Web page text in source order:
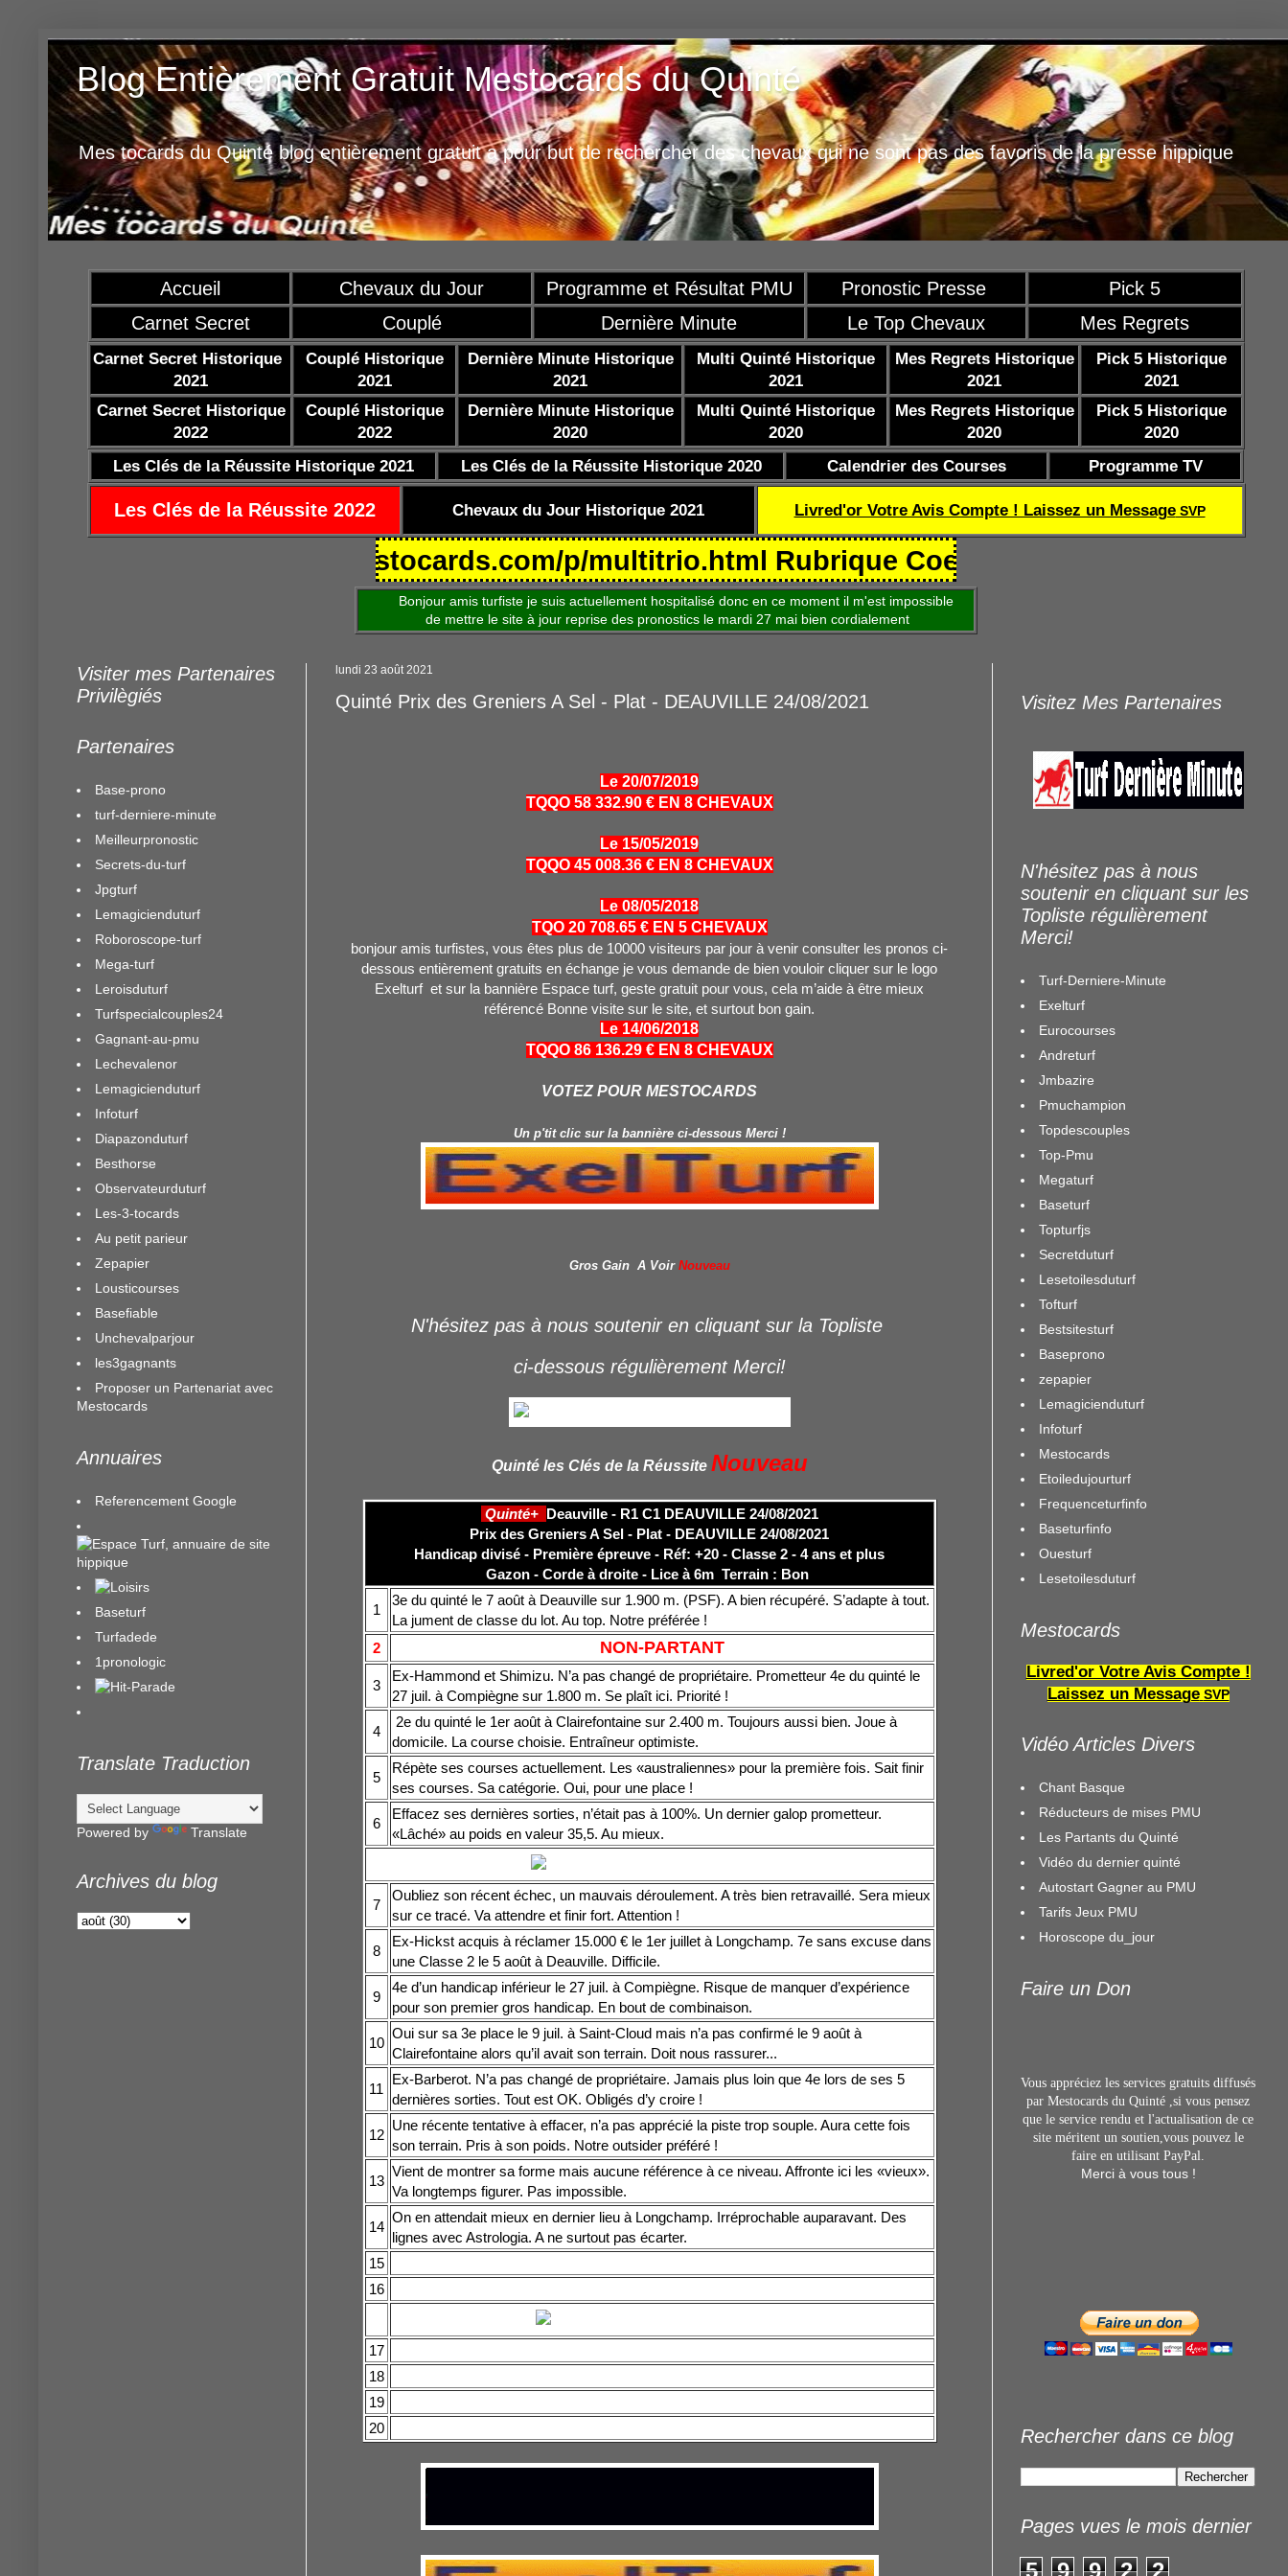
Blog Entièrement Gratuit Mestocards du Quinté
Mes tocards du Quinté blog entièrement gratuit a pour but de rechercher des chevaux qui ne sont pas des favoris de la presse hippique
Accueil Chevaux du Jour Programme et Résultat PMU Pronostic Presse
Pick 5
Carnet Secret
Couplé Dernière Minute Le Top Chevaux Mes Regrets
Carnet Secret Historique
2021
Couplé Historique
2021
Dernière Minute Historique
2021
Multi Quinté Historique
2021
Mes Regrets Historique
2021
Pick 5 Historique
2021
Carnet Secret Historique
2022
Couplé Historique
2022
Dernière Minute Historique
2020
Multi Quinté Historique
2020
Mes Regrets Historique
2020
Pick 5 Historique
2020
Les Clés de la Réussite Historique 2021
Les Clés de la Réussite Historique 2020 Calendrier des Courses Programme TV
Les Clés de la Réussite 2022 Chevaux du Jour Historique 2021 Livred'or Votre Avis Compte ! Laissez un MessageSVP
2021 https://www.mestocards.com/p/multitrio.html Rubrique Coef de réussite TQOQD 24
Bonjour amis turfiste je suis actuellement hospitalisé donc en ce moment il m'est impossible
de mettre le site à jour reprise des pronostics le mardi 27 mai bien cordialement
lundi 23 août 2021
Quinté Prix des Greniers A Sel - Plat - DEAUVILLE 24/08/2021
Le 20/07/2019
TQQO 58 332.90 € EN 8 CHEVAUX
Le 15/05/2019
TQQO 45 008.36 € EN 8 CHEVAUX
Le 08/05/2018
TQO 20 708.65 € EN 5 CHEVAUX
bonjour amis turfistes, vous êtes plus de 10000 visiteurs par jour à venir consulter les pronos ci-
dessous entièrement gratuits en échange je vous demande de bien vouloir cliquer sur le logo
Exelturf et sur la bannière Espace turf, geste gratuit pour vous, cela m’aide à être mieux
référencé Bonne visite sur le site, et surtout bon gain.
Le 14/06/2018
TQQO 86 136.29 € EN 8 CHEVAUX
VOTEZ POUR MESTOCARDS
Un p'tit clic sur la bannière ci-dessous Merci !
Gros Gain A Voir Nouveau
N'hésitez pas à nous soutenir en cliquant sur la Topliste
ci-dessous régulièrement Merci!
Quinté les Clés de la Réussite Nouveau
Quinté+ Deauville - R1 C1 DEAUVILLE 24/08/2021
Prix des Greniers A Sel - Plat - DEAUVILLE 24/08/2021
Handicap divisé - Première épreuve - Réf: +20 - Classe 2 - 4 ans et plus
Gazon - Corde à droite - Lice à 6m Terrain : Bon
1
3e du quinté le 7 août à Deauville sur 1.900 m. (PSF). A bien récupéré. S’adapte à tout.
La jument de classe du lot. Au top. Notre préférée !
2
NON-PARTANT
3
Ex-Hammond et Shimizu. N’a pas changé de propriétaire. Prometteur 4e du quinté le
27 juil. à Compiègne sur 1.800 m. Se plaît ici. Priorité !
4
2e du quinté le 1er août à Clairefontaine sur 2.400 m. Toujours aussi bien. Joue à
domicile. La course choisie. Entraîneur optimiste.
5
Répète ses courses actuellement. Les «australiennes» pour la première fois. Sait finir
ses courses. Sa catégorie. Oui, pour une place !
6
Effacez ses dernières sorties, n’était pas à 100%. Un dernier galop prometteur.
«Lâché» au poids en valeur 35,5. Au mieux.
7
Oubliez son récent échec, un mauvais déroulement. A très bien retravaillé. Sera mieux
sur ce tracé. Va attendre et finir fort. Attention !
8
Ex-Hickst acquis à réclamer 15.000 € le 1er juillet à Longchamp. 7e sans excuse dans
une Classe 2 le 5 août à Deauville. Difficile.
9
4e d’un handicap inférieur le 27 juil. à Compiègne. Risque de manquer d’expérience
pour son premier gros handicap. En bout de combinaison.
10
Oui sur sa 3e place le 9 juil. à Saint-Cloud mais n’a pas confirmé le 9 août à
Clairefontaine alors qu’il avait son terrain. Doit nous rassurer...
11
Ex-Barberot. N’a pas changé de propriétaire. Jamais plus loin que 4e lors de ses 5
dernières sorties. Tout est OK. Obligés d’y croire !
12
Une récente tentative à effacer, n’a pas apprécié la piste trop souple. Aura cette fois
son terrain. Pris à son poids. Notre outsider préféré !
13
Vient de montrer sa forme mais aucune référence à ce niveau. Affronte ici les «vieux».
Va longtemps figurer. Pas impossible.
14
On en attendait mieux en dernier lieu à Longchamp. Irréprochable auparavant. Des
lignes avec Astrologia. A ne surtout pas écarter.
15
16
17
18
19
20
Visiter mes Partenaires
Privilègiés
Partenaires
Base-prono
turf-derniere-minute
Meilleurpronostic
Secrets-du-turf
Jpgturf
Lemagicienduturf
Roboroscope-turf
Mega-turf
Leroisduturf
Turfspecialcouples24
Gagnant-au-pmu
Lechevalenor
Lemagicienduturf
Infoturf
Diapazonduturf
Besthorse
Observateurduturf
Les-3-tocards
Au petit parieur
Zepapier
Lousticourses
Basefiable
Unchevalparjour
les3gagnants
Proposer un Partenariat avec
Mestocards
Annuaires
Referencement Google
Baseturf
Turfadede
1pronologic
Translate Traduction
Powered by Translate
Archives du blog
Visitez Mes Partenaires
N'hésitez pas à nous
soutenir en cliquant sur les
Topliste régulièrement
Merci!
Turf-Derniere-Minute
Exelturf
Eurocourses
Andreturf
Jmbazire
Pmuchampion
Topdescouples
Top-Pmu
Megaturf
Baseturf
Topturfjs
Secretduturf
Lesetoilesduturf
Tofturf
Bestsitesturf
Baseprono
zepapier
Lemagicienduturf
Infoturf
Mestocards
Etoiledujourturf
Frequenceturfinfo
Baseturfinfo
Ouesturf
Lesetoilesduturf
Mestocards
Livred'or Votre Avis Compte !
Laissez un Message SVP
Vidéo Articles Divers
Chant Basque
Réducteurs de mises PMU
Les Partants du Quinté
Vidéo du dernier quinté
Autostart Gagner au PMU
Tarifs Jeux PMU
Horoscope du_jour
Faire un Don
Vous appréciez les services gratuits diffusés
par Mestocards du Quinté ,si vous pensez
que le service rendu et l'actualisation de ce
site méritent un soutien,vous pouvez le
faire en utilisant PayPal.
Merci à vous tous !
Rechercher dans ce blog
Pages vues le mois dernier
5 9 9 2 2